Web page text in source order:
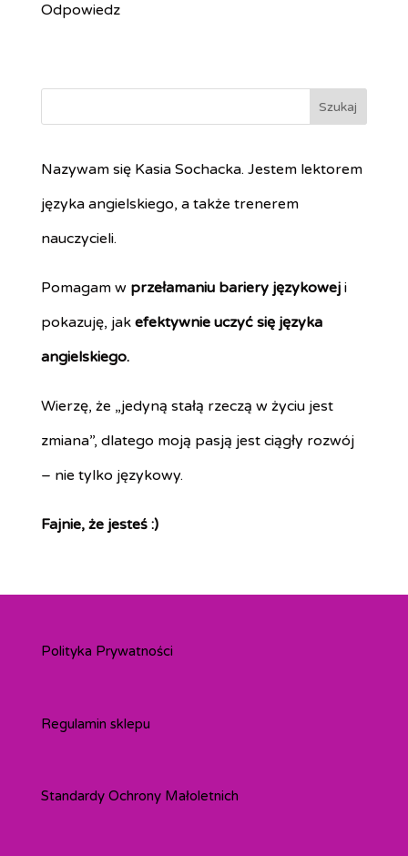
Odpowiedz
Nazywam się Kasia Sochacka. Jestem lektorem
języka angielskiego, a także trenerem
nauczycieli.
Pomagam w przełamaniu bariery językoweji
pokazuję, jak efektywnie uczyć się języka
angielskiego.
Wierzę, że „jedyną stałą rzeczą w życiu jest
zmiana”, dlatego moją pasją jest ciągły rozwój
– nie tylko językowy.
Fajnie, że jesteś :)
Polityka Prywatności
Regulamin sklepu
Standardy Ochrony Małoletnich